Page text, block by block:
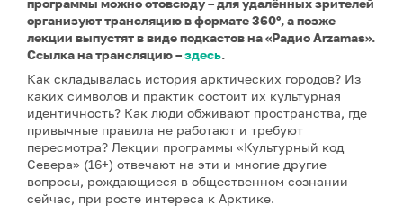
программы можно отовсюду – для удалённых зрителей
организуют трансляцию в формате 360°, а позже
лекции выпустят в виде подкастов на «Радио Arzamas».
Ссылка на трансляцию –здесь.
Как складывалась история арктических городов? Из
каких символов и практик состоит их культурная
идентичность? Как люди обживают пространства, где
привычные правила не работают и требуют
пересмотра? Лекции программы «Культурный код
Севера» (16+) отвечают на эти и многие другие
вопросы, рождающиеся в общественном сознании
сейчас, при росте интереса к Арктике.